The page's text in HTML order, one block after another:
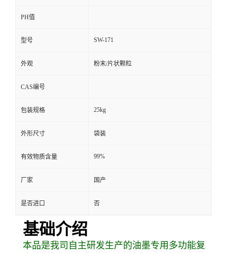
PH值
型号 SW-171
外观 粉末/片状颗粒
CAS编号
包装规格 25kg
外形尺寸 袋装
有效物质含量 99%
厂家 国产
是否进口 否
基础介绍
本品是我司自主研发生产的油墨专用多功能复